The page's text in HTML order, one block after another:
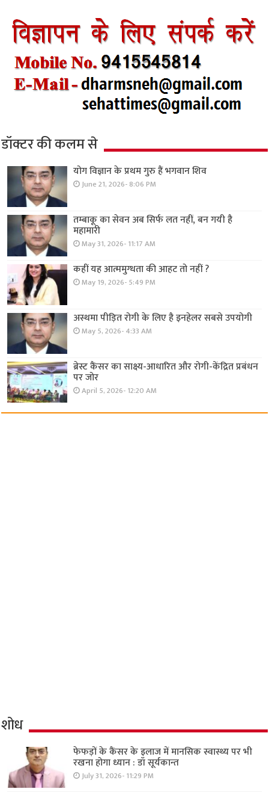
डॉक्टर की कलम से
योग विज्ञान के प्रथम गुरु हैं भगवान शिव
June 21, 2026- 8:06 PM
तम्बाकू का सेवन अब सिर्फ लत नहीं, बन गयी है
महामारी
May 31, 2026- 11:17 AM
कहीं यह आत्ममुग्धता की आहट तो नहीं ?
May 19, 2026- 5:49 PM
अस्थमा पीड़ित रोगी के लिए है इनहेलर सबसे उपयोगी
May 5, 2026- 4:33 AM
ब्रेस्ट कैंसर का साक्ष्य-आधारित और रोगी-केंद्रित प्रबंधन
पर जोर
April 5, 2026- 12:20 AM
शोध
फेफड़ों के कैंसर के इलाज में मानसिक स्वास्थ्य पर भी
रखना होगा ध्यान : डॉ सूर्यकान्त
July 31, 2026- 11:29 PM